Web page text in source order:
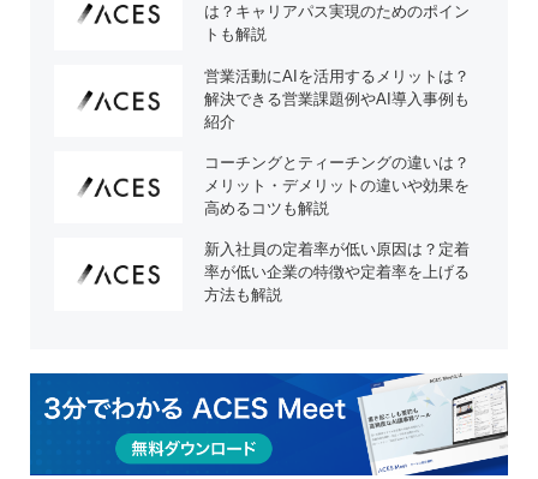
は？キャリアパス実現のためのポイン
トも解説
営業活動にAIを活用するメリットは？
解決できる営業課題例やAI導入事例も
紹介
コーチングとティーチングの違いは？
メリット・デメリットの違いや効果を
高めるコツも解説
新入社員の定着率が低い原因は？定着
率が低い企業の特徴や定着率を上げる
方法も解説